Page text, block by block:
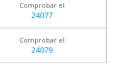
Comprobar el
24077
Comprobar el
24079